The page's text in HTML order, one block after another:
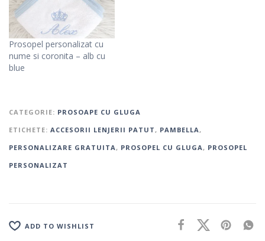
Prosopel personalizat cu
nume si coronita – alb cu
blue
CATEGORIE: PROSOAPE CU GLUGA
ETICHETE: ACCESORII LENJERII PATUT, PAMBELLA,
PERSONALIZARE GRATUITA, PROSOPEL CU GLUGA, PROSOPEL
PERSONALIZAT
ADD TO WISHLIST